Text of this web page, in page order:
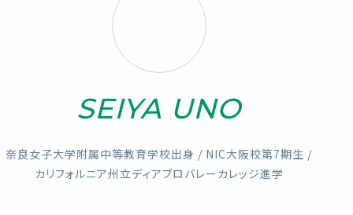
SEIYA UNO
奈良女子大学附属中等教育学校出身 / NIC大阪校第7期生 /
カリフォルニア州立ディアブロバレーカレッジ進学